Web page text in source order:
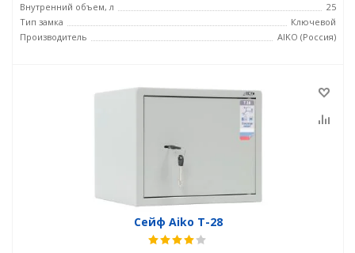
Внутренний объем, л
25
Тип замка
Ключевой
Производитель
AIKO (Россия)
Сейф Aiko T-28